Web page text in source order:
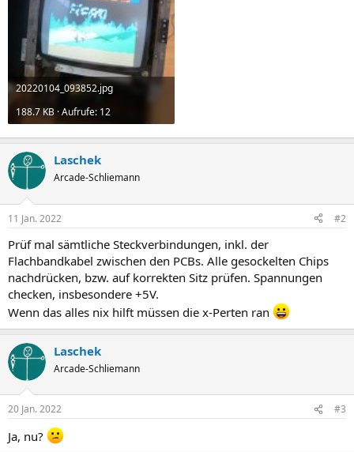
20220104_093852.jpg
188.7 KB · Aufrufe: 12
Laschek
Arcade-Schliemann
11 Jan. 2022 #2
Prüf mal sämtliche Steckverbindungen, inkl. der
Flachbandkabel zwischen den PCBs. Alle gesockelten Chips
nachdrücken, bzw. auf korrekten Sitz prüfen. Spannungen
checken, insbesondere +5V.
Wenn das alles nix hilft müssen die x-Perten ran
Laschek
Arcade-Schliemann
20 Jan. 2022 #3
Ja, nu?